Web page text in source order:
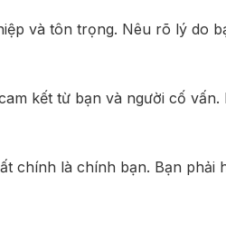
và tôn trọng. Nêu rõ lý
kết từ bạn và người cố
chính là chính bạn. Bạn